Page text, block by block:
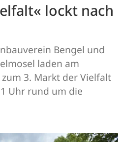
lockt nach
Bengel und
laden am
3. Markt der Vielfalt
Uhr rund um die